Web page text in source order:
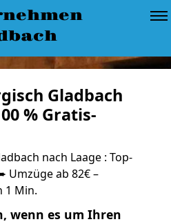
Gladbach
% Gratis-
nach Laage : Top-
Umzüge ab 82€ –
1 Min.
wenn es um Ihren